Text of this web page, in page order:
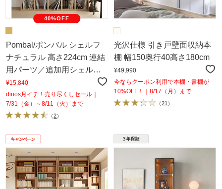
40%OFF
Pombal/ポンバル シェルフ
ナチュラル 高さ224cm 連結
用パーツ／追加用シェルフ1
列
¥15,840
dinos月イチ！売り尽くしセール｜
7/31（金）～8/11（火）まで
（2）
光沢仕様 引き戸壁面収納本
棚 幅150奥行40高さ180cm
¥49,990
今ならクーポン利用で本棚・書棚が
10%OFF！｜8/17（月）まで
（21 ）